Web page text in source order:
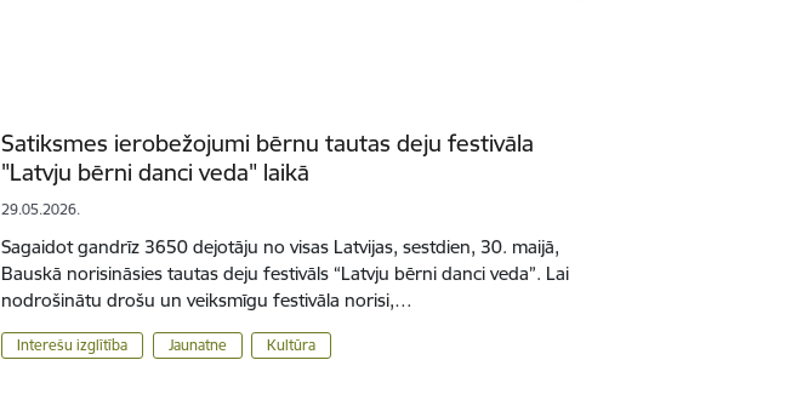
Satiksmes ierobežojumi bērnu tautas deju festivāla
"Latvju bērni danci veda" laikā
29.05.2026.
Sagaidot gandrīz 3650 dejotāju no visas Latvijas, sestdien, 30. maijā,
Bauskā norisināsies tautas deju festivāls “Latvju bērni danci veda”. Lai
nodrošinātu drošu un veiksmīgu festivāla norisi,…
Interešu izglītība Jaunatne Kultūra